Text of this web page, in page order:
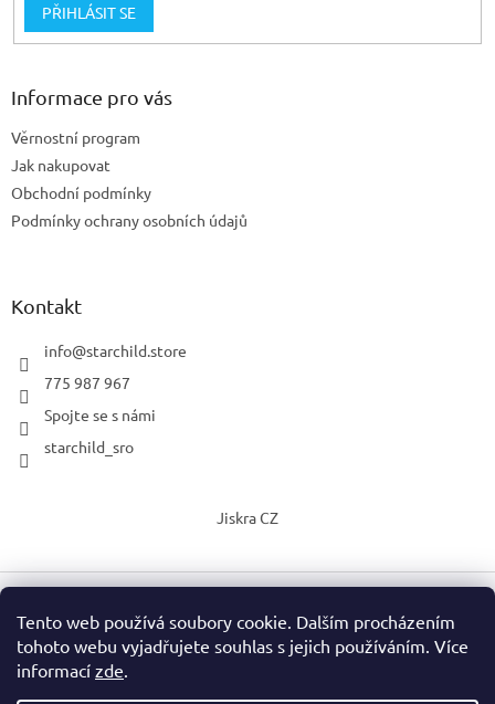
Tento web používá soubory cookie. Dalším procházením
tohoto webu vyjadřujete souhlas s jejich používáním. Více
informací zde.
PŘIHLÁSIT SE
Informace pro vás
Věrnostní program
Jak nakupovat
Obchodní podmínky
Podmínky ochrany osobních údajů
Kontakt
info@starchild.store
775 987 967
Spojte se s námi
starchild_sro
Jiskra CZ
Vytvořil Shoptet